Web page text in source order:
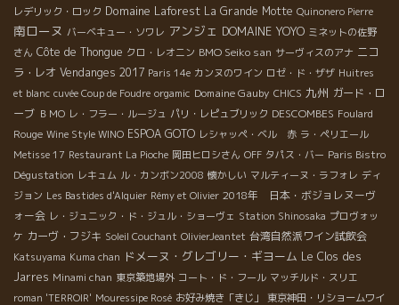
レデリック・ロック Domaine Laforest La Grande Motte Quinonero Pierre
南ローヌ バーベキュー・ソワレ アンジェ DOMAINE YOYO ミネットの佐野
さん Côte de Thongue クロ・レオニン BMO Seiko san サーヴィスのアナ ニコ
ラ・レオ Vendanges 2017 Paris 14e カンヌのワイン ロゼ・ド・ザザ Huitres
et blanc cuvée Coup de Foudre orgamic Domaine Gauby CHICS 九州 ガード・ロ
ーブ ＢＭО レ・フラー・ルージュ パリ・レピュブリック DESCOMBES Foulard
Rouge Wine Style WINO ESPOA GOTO レシャッペ・ベル 赤 ラ・ペリエール
Metisse 17 Restaurant La Pioche 岡田ヒロシさん OFF タパス・バー Paris Bistro
Dégustation レキュム ル・カンボン2008 懐かしい マルティーヌ・ラフォレ ディ
ジョン Les Bastides d'Alquier Rémy et Olivier 2018年 日本・ボジョレヌーヴ
ォー会 レ・ジュニック・ド・ジュル・ショーヴェ Station Shinosaka プロヴォッ
ケ カーヴ・フジキ Soleil Couchant OlivierJeantet 台湾自然派ワイン試飲会
Katsuyama Kuma chan ドメーヌ・グレゴリー・ギヨーム Le Clos des
Jarres Minami chan 東京築地場外 コート・ド・フール マッチルド・スリエ
roman 'TERROIR' Mouressipe Rosé お好み焼き「きじ」 東京神田・リショームワイ